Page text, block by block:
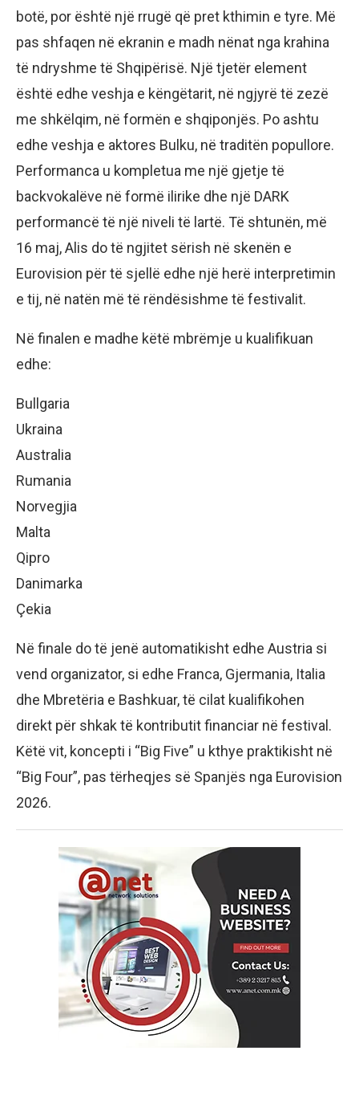
botë, por është një rrugë që pret kthimin e tyre. Më
pas shfaqen në ekranin e madh nënat nga krahina
të ndryshme të Shqipërisë. Një tjetër element
është edhe veshja e këngëtarit, në ngjyrë të zezë
me shkëlqim, në formën e shqiponjës. Po ashtu
edhe veshja e aktores Bulku, në traditën popullore.
Performanca u kompletua me një gjetje të
backvokalëve në formë ilirike dhe një DARK
performancë të një niveli të lartë. Të shtunën, më
16 maj, Alis do të ngjitet sërish në skenën e
Eurovision për të sjellë edhe një herë interpretimin
e tij, në natën më të rëndësishme të festivalit.
Në finalen e madhe këtë mbrëmje u kualifikuan
edhe:
Bullgaria
Ukraina
Australia
Rumania
Norvegjia
Malta
Qipro
Danimarka
Çekia
Në finale do të jenë automatikisht edhe Austria si
vend organizator, si edhe Franca, Gjermania, Italia
dhe Mbretëria e Bashkuar, të cilat kualifikohen
direkt për shkak të kontributit financiar në festival.
Këtë vit, koncepti i “Big Five” u kthye praktikisht në
“Big Four”, pas tërheqjes së Spanjës nga Eurovision
2026.